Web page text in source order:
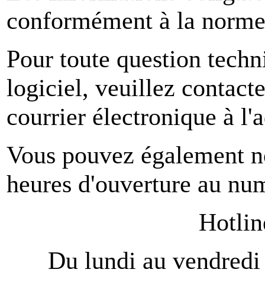
conformément à la
Pour toute question
logiciel, veuillez
courrier électronique à
Vous pouvez également
heures d'ouverture au
Du lundi au